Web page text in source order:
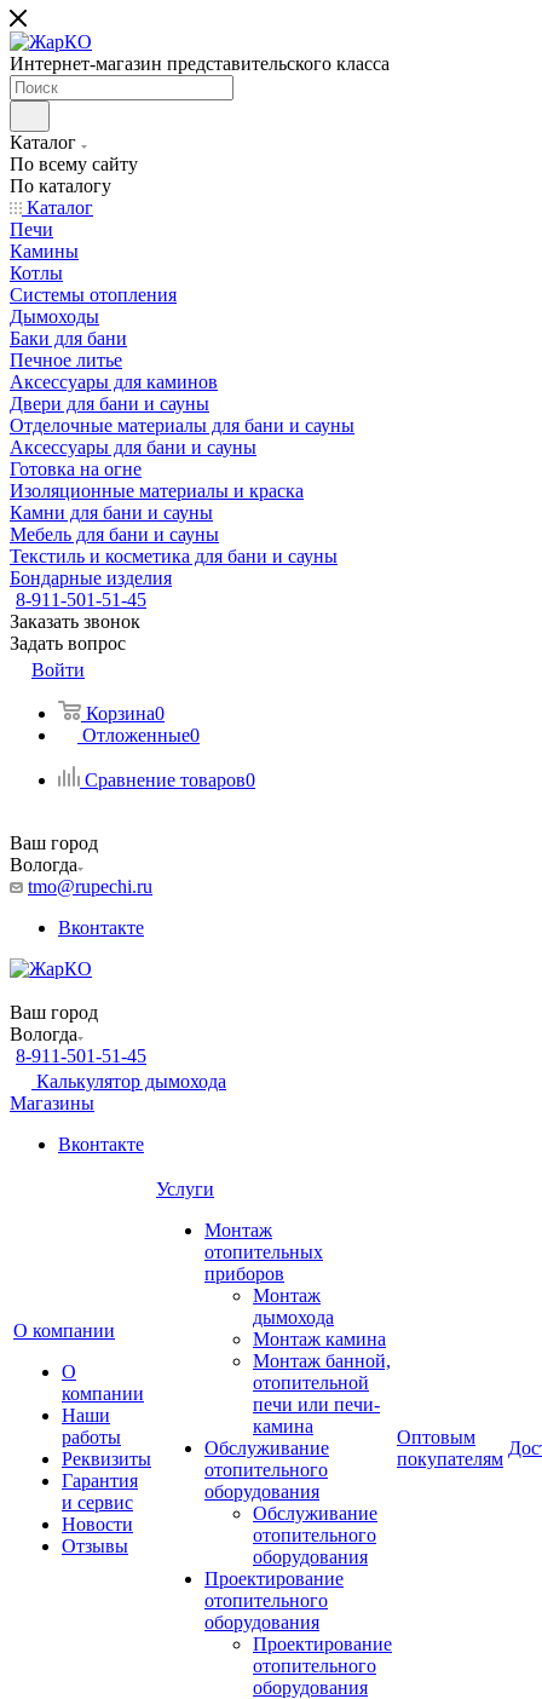
Интернет-магазин представительского класса
Каталог
По всему сайту
По каталогу
Каталог
Печи
Камины
Котлы
Системы отопления
Дымоходы
Баки для бани
Печное литье
Аксессуары для каминов
Двери для бани и сауны
Отделочные материалы для бани и сауны
Аксессуары для бани и сауны
Готовка на огне
Изоляционные материалы и краска
Камни для бани и сауны
Мебель для бани и сауны
Текстиль и косметика для бани и сауны
Бондарные изделия
8-911-501-51-45
Заказать звонок
Задать вопрос
Войти
Корзина0
Отложенные0
Сравнение товаров0
Ваш город
Вологда
tmo@rupechi.ru
Вконтакте
Ваш город
Вологда
8-911-501-51-45
Калькулятор дымохода
Магазины
Вконтакте
О компании
О
компании
Наши
работы
Реквизиты
Гарантия
и сервис
Новости
Отзывы
Услуги
Монтаж
отопительных
приборов
Монтаж
дымохода
Монтаж камина
Монтаж банной,
отопительной
печи или печи-
камина
Обслуживание
отопительного
оборудования
Обслуживание
отопительного
оборудования
Проектирование
отопительного
оборудования
Проектирование
отопительного
оборудования
Оптовым
покупателям